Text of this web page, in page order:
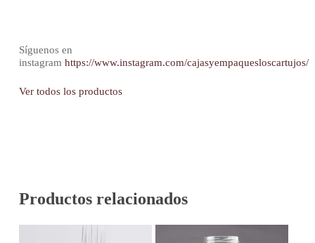
Síguenos en
instagram https://www.instagram.com/cajasyempaquesloscartujos/
Ver todos los productos
Productos relacionados